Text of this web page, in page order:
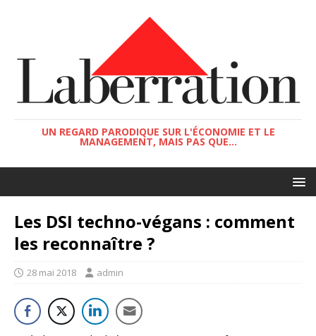
UN REGARD PARODIQUE SUR L'ÉCONOMIE ET LE
MANAGEMENT, MAIS PAS QUE...
Les DSI techno-végans : comment
les reconnaître ?
28 mai 2018 admin